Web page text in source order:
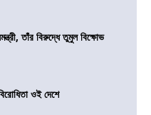
তাঁর বিরুদ্ধে তুমুল বিক্ষোভ
ওই দেশে